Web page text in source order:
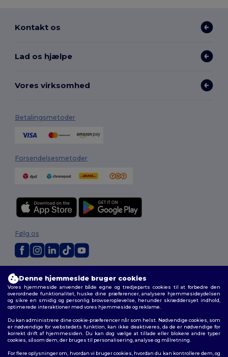
Kontakt os
Lad os hjælpe
Vores virksomhed
Betalingsmetoder
Forsendelsesmetoder
Vilkår og Betingelser|Tilpasset politik |Fortrolighedspolitik
cookies | Sitemap
Følg os
Denne hjemmeside bruger cookies
Vores hjemmeside anvender både egne og tredjeparts cookies til at forbedre den
overordnede funktionalitet, huske dine præferencer, analysere hjemmesideydelsen
og sikre en smidig og personlig browseroplevelse, herunder skræddersyet indhold,
optimerede interaktioner med vores hjemmeside og reklame.
Du kan administrere dine cookie-præferencer når som helst. Nødvendige cookies, som
er nødvendige for webstedets funktion, kan ikke deaktiveres, da de er nødvendige for
korrekt drift af hjemmesiden. Du kan dog vælge at tillade eller blokere andre typer
cookies, såsom dem, der bruges til personalisering, analyse og målretning.
For flere oplysninger om, hvordan vi bruger cookies, hvordan du kan kontrollere dem, og